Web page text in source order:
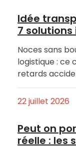
Idée
7
Noces sans
logistique : ce
retards
22 juillet 2026
Peut on
réelle : les